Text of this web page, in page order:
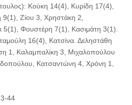
Κούκη 14(4), Κυρίδη 17(4),
9(1), Ζίου 3, Χρηστάκη 2,
5(1), Φουστέρη 7(1), Κασιμάτη 3(1).
16(4), Κατσίνα. Δεληστάθη
1, Καλαμπαλίκη 3, Μιχαλοπούλου
Κατσαντώνη 4, Χρόνη 1,
44